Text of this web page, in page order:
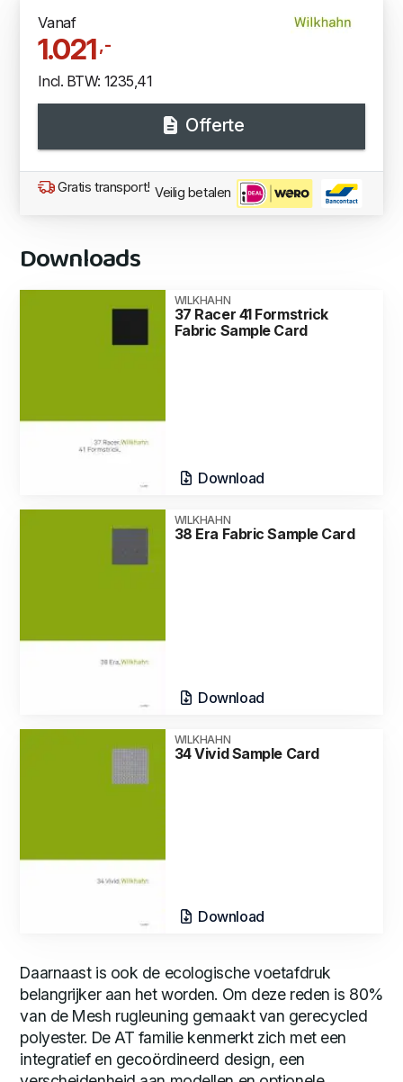
Vanaf
1.021,-
Incl. BTW: 1235,41
Offerte
Gratis transport! Veilig betalen
Downloads
WILKHAHN
37 Racer 41 Formstrick
Fabric Sample Card
Download
WILKHAHN
38 Era Fabric Sample Card
Download
WILKHAHN
34 Vivid Sample Card
Download
Daarnaast is ook de ecologische voetafdruk
belangrijker aan het worden. Om deze reden is 80%
van de Mesh rugleuning gemaakt van gerecycled
polyester. De AT familie kenmerkt zich met een
integratief en gecoördineerd design, een